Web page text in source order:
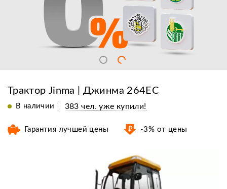
Трактор Jinma | Джинма 264EC
В наличии 383 чел. уже купили!
Гарантия лучшей цены -3% от цены